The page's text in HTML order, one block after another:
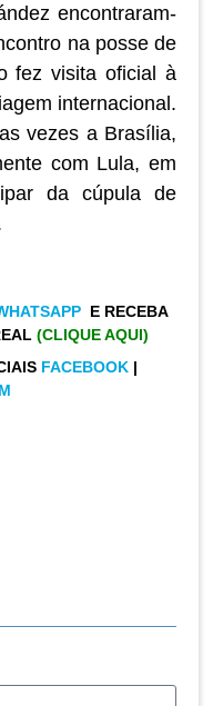
encontraram-
na posse de
fez visita oficial à
internacional.
vezes a Brasília,
com Lula, em
da cúpula de
E RECEBA
(CLIQUE AQUI)
FACEBOOK |